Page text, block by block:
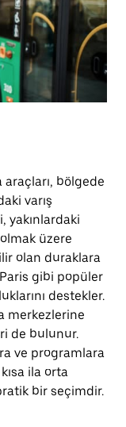
araçları, bölgede
varış
yakınlardaki
üzere
olan duraklara
gibi popüler
destekler.
merkezlerine
de bulunur.
ve programlara
ila orta
bir seçimdir.